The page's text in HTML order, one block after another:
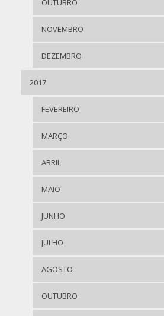
NOVEMBRO
DEZEMBRO
2017
FEVEREIRO
MARÇO
ABRIL
MAIO
JUNHO
JULHO
AGOSTO
OUTUBRO